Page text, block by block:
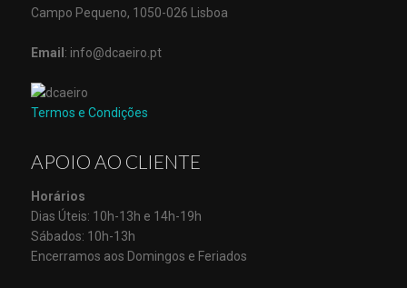
Campo Pequeno, 1050-026 Lisboa
Email : info@dcaeiro.pt
Termos e Condições
APOIO AO CLIENTE
Horários
Dias Úteis: 10h-13h e 14h-19h
Sábados: 10h-13h
Encerramos aos Domingos e Feriados